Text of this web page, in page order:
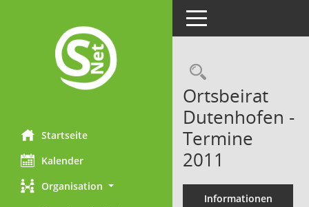
Startseite
Kalender
Organisation
Toggle navigation
Ortsbeirat
Dutenhofen -
Termine
2011
Informationen